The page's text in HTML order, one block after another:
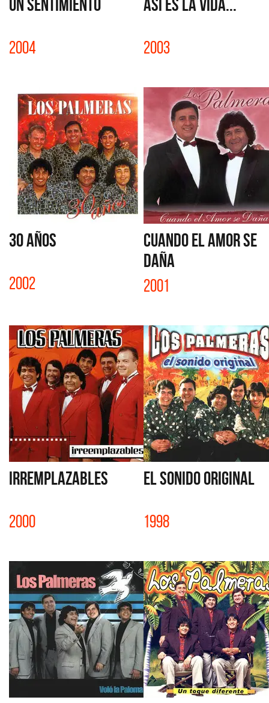
UN SENTIMIENTO
2004
ASÍ ES LA VIDA...
2003
30 AÑOS
2002
CUANDO EL AMOR SE
DAÑA
2001
IRREMPLAZABLES
2000
EL SONIDO ORIGINAL
1998